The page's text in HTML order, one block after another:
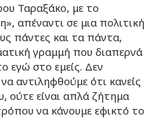
Ταραξάκο, με το
απέναντι σε μια πολιτική
πάντες και τα πάντα,
γραμμή που διαπερνά
εγώ στο εμείς. Δεν
αντιληφθούμε ότι κανείς
ούτε είναι απλά ζήτημα
να κάνουμε εφικτό το